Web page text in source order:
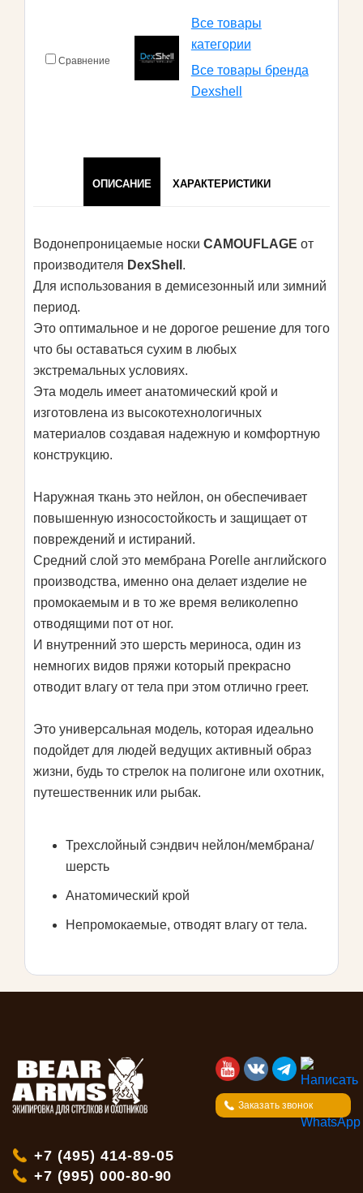
Сравнение
Все товары
категории
Все товары бренда
Dexshell
ОПИСАНИЕ ХАРАКТЕРИСТИКИ
Водонепроницаемые носки CAMOUFLAGE от
производителя DexShell .
Для использования в демисезонный или зимний
период.
Это оптимальное и не дорогое решение для того
что бы оставаться сухим в любых
экстремальных условиях.
Эта модель имеет анатомический крой и
изготовлена из высокотехнологичных
материалов создавая надежную и комфортную
конструкцию.
Наружная ткань это нейлон, он обеспечивает
повышенную износостойкость и защищает от
повреждений и истираний.
Средний слой это мембрана Porelle английского
производства, именно она делает изделие не
промокаемым и в то же время великолепно
отводящими пот от ног.
И внутренний это шерсть мериноса, один из
немногих видов пряжи который прекрасно
отводит влагу от тела при этом отлично греет.
Это универсальная модель, которая идеально
подойдет для людей ведущих активный образ
жизни, будь то стрелок на полигоне или охотник,
путешественник или рыбак.
Трехслойный сэндвич нейлон/мембрана/
шерсть
Анатомический крой
Непромокаемые, отводят влагу от тела.
Заказать звонок
+7 (495) 414-89-05
+7 (995) 000-80-90